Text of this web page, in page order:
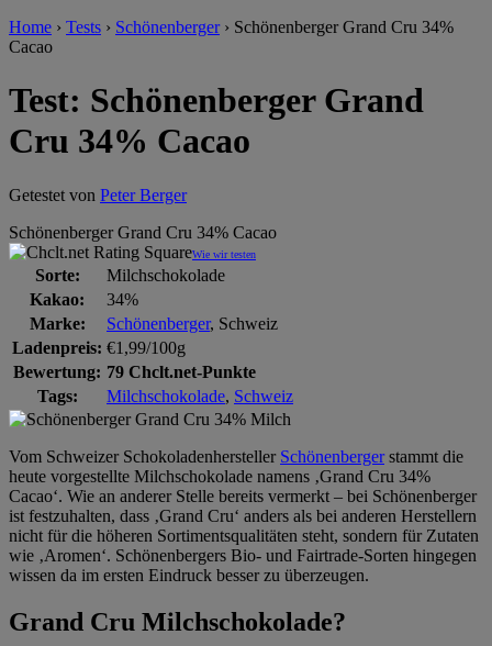
Home › Tests › Schönenberger › Schönenberger Grand Cru 34%
Cacao
Test: Schönenberger Grand
Cru 34% Cacao
Getestet von Peter Berger
Schönenberger Grand Cru 34% Cacao
Wie wir testen
Sorte:
Milchschokolade
Kakao:
34%
Marke:
Schönenberger, Schweiz
Ladenpreis: €1,99/100g
Bewertung: 79 Chclt.net-Punkte
Tags:
Milchschokolade, Schweiz
Vom Schweizer Schokoladenhersteller Schönenbergerstammt die
heute vorgestellte Milchschokolade namens ‚Grand Cru 34%
Cacao‘. Wie an anderer Stelle bereits vermerkt – bei Schönenberger
ist festzuhalten, dass ‚Grand Cru‘ anders als bei anderen Herstellern
nicht für die höheren Sortimentsqualitäten steht, sondern für Zutaten
wie ‚Aromen‘. Schönenbergers Bio- und Fairtrade-Sorten hingegen
wissen da im ersten Eindruck besser zu überzeugen.
Grand Cru Milchschokolade?